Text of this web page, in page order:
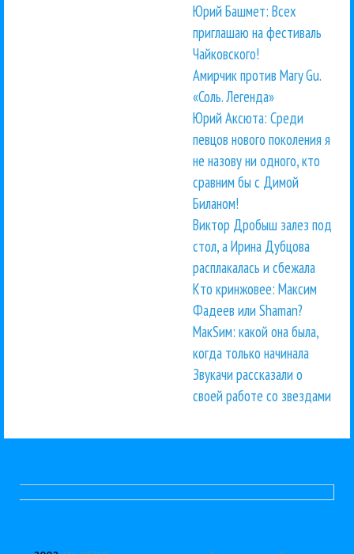
Юрий Башмет: Всех
приглашаю на фестиваль
Чайковского!
Амирчик против Mary Gu.
«Соль. Легенда»
Юрий Аксюта: Среди
певцов нового поколения я
не назову ни одного, кто
сравним бы с Димой
Биланом!
Виктор Дробыш залез под
стол, а Ирина Дубцова
расплакалась и сбежала
Кто кринжовее: Максим
Фадеев или Shaman?
МакSим: какой она была,
когда только начинала
Звукачи рассказали о
своей работе со звездами